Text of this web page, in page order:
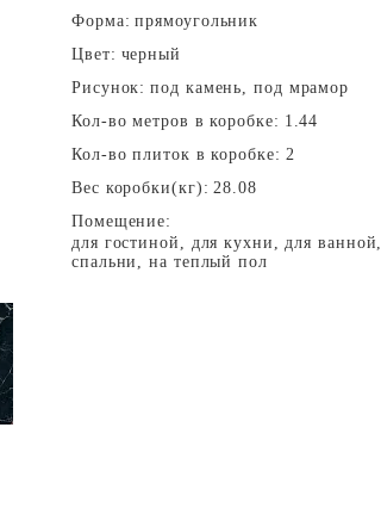
Форма: прямоугольник
Цвет: черный
Рисунок: под камень, под мрамор
Кол-во метров в коробке: 1.44
Кол-во плиток в коробке: 2
Вес коробки(кг): 28.08
Помещение:
для гостиной, для кухни, для
спальни, на теплый пол